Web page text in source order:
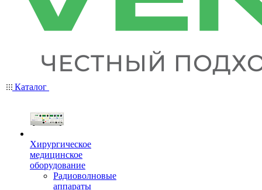
Каталог
Хирургическое
медицинское
оборудование
Радиоволновые
аппараты